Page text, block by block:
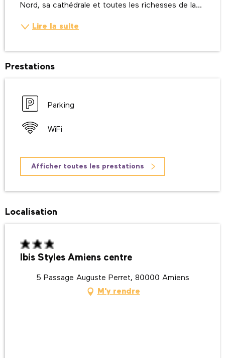
Nord, sa cathédrale et toutes les richesses de la...
Lire la suite
Prestations
Parking
WiFi
Afficher toutes les prestations
Localisation
Ibis Styles Amiens centre
5 Passage Auguste Perret, 80000 Amiens
M'y rendre